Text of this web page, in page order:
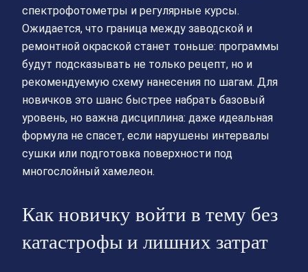
спектрофотометры и регулярные курсы.
Ожидается, что граница между заводской и
ремонтной окраской станет тоньше: программы
будут подсказывать не только рецепт, но и
рекомендуемую схему нанесения по шагам. Для
новичков это шанс быстрее набрать базовый
уровень, но важна дисциплина: даже идеальная
формула не спасет, если нарушены интервалы
сушки или подготовка поверхности под
многослойный хамелеон.
Как новичку войти в тему без
катастрофы и лишних затрат